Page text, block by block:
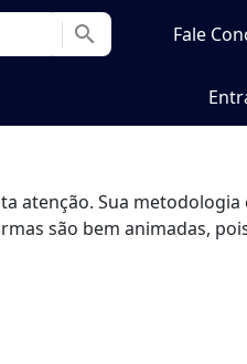
search Fale
atenção. Sua
são bem animadas,